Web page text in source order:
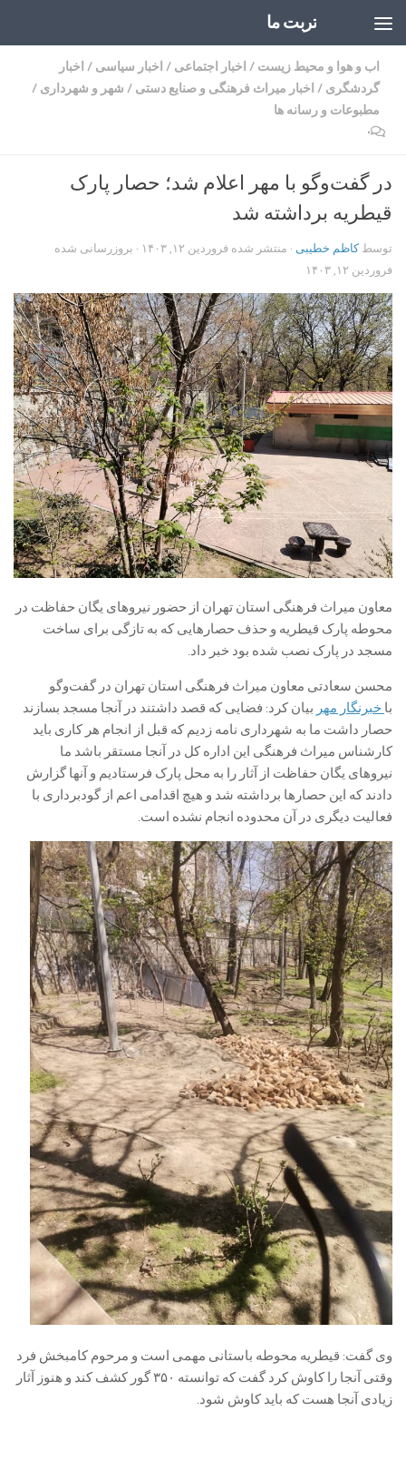
تربت ما
اب و هوا و محیط زیست / اخبار اجتماعی / اخبار سیاسی / اخبار
گردشگری / اخبار میراث فرهنگی و صنایع دستی / شهر و شهرداری /
مطبوعات و رسانه ها
۰
در گفت‌وگو با مهر اعلام شد؛ حصار پارک
قیطریه برداشته شد
توسطکاظم خطیبی · منتشر شده فروردین ۱۲, ۱۴۰۳
· بروزرسانی شده
فروردین ۱۲, ۱۴۰۳
معاون میراث فرهنگی استان تهران از حضور نیروهای یگان حفاظت در
محوطه پارک قیطریه و حذف حصارهایی که به تازگی برای ساخت
مسجد در پارک نصب شده بود خبر داد.
محسن سعادتی معاون میراث فرهنگی استان تهران در گفت‌وگو
با خبرنگار مهر بیان کرد: فضایی که قصد داشتند در آنجا مسجد بسازند
حصار داشت ما به شهرداری نامه زدیم که قبل از انجام هر کاری باید
کارشناس میراث فرهنگی این اداره کل در آنجا مستقر باشد ما
نیروهای یگان حفاظت از آثار را به محل پارک فرستادیم و آنها گزارش
دادند که این حصارها برداشته شد و هیچ اقدامی اعم از گودبرداری با
فعالیت دیگری در آن محدوده انجام نشده است.
وی گفت: قیطریه محوطه باستانی مهمی است و مرحوم کامبخش فرد
وقتی آنجا را کاوش کرد گفت که توانسته ۳۵۰ گور کشف کند و هنوز آثار
زیادی آنجا هست که باید کاوش شود.